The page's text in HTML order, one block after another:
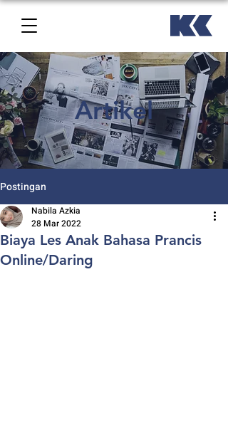
Artikel
Postingan
Biaya Les Anak Bahasa Prancis
Online/Daring
Nabila Azkia
28 Mar 2022